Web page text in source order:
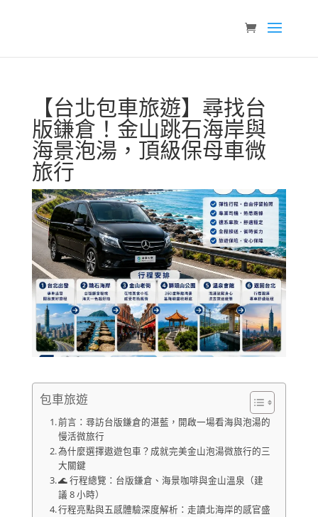
【台北包車旅遊】尋找台
版鎌倉！金山跳石海岸與
海景泡湯，頂級保母車微
旅行
包車旅遊
前言：尋訪台版鎌倉的湛藍，開啟一場看海與泡湯的
慢活微旅行
為什麼選擇遨遊包車？成就完美金山泡湯微旅行的三
大關鍵
🌊 行程總覽：台版鎌倉、海景咖啡與金山溫泉（建
議 8 小時）
行程亮點與五感體驗深度解析：走讀北海岸的感官盛